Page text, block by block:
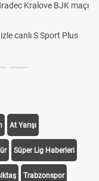
Kralove BJK maçı
S Sport Plus
At Yarışı
Süper Lig Haberleri
Trabzonspor